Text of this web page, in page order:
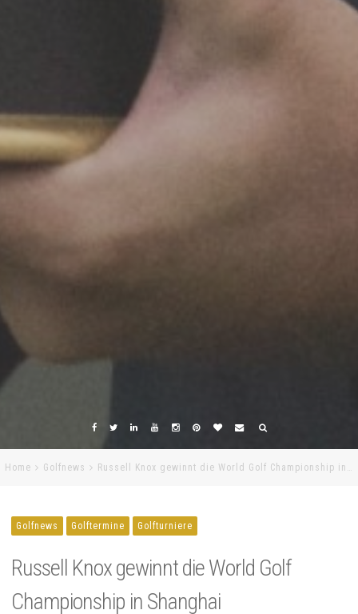
Home Golfnews Russell Knox gewinnt die World Golf Championship in…
Golfnews Golftermine Golfturniere
Russell Knox gewinnt die World Golf
Championship in Shanghai